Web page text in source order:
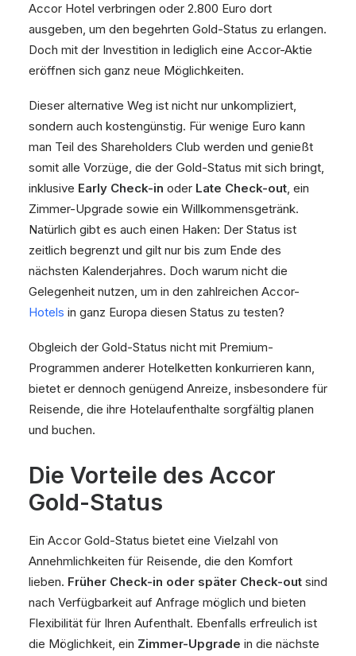
Accor Hotel verbringen oder 2.800 Euro dort
ausgeben, um den begehrten Gold-Status zu erlangen.
Doch mit der Investition in lediglich eine Accor-Aktie
eröffnen sich ganz neue Möglichkeiten.
Dieser alternative Weg ist nicht nur unkompliziert,
sondern auch kostengünstig. Für wenige Euro kann
man Teil des Shareholders Club werden und genießt
somit alle Vorzüge, die der Gold-Status mit sich bringt,
inklusive Early Check-in oder Late Check-out, ein
Zimmer-Upgrade sowie ein Willkommensgetränk.
Natürlich gibt es auch einen Haken: Der Status ist
zeitlich begrenzt und gilt nur bis zum Ende des
nächsten Kalenderjahres. Doch warum nicht die
Gelegenheit nutzen, um in den zahlreichen Accor-
Hotels in ganz Europa diesen Status zu testen?
Obgleich der Gold-Status nicht mit Premium-
Programmen anderer Hotelketten konkurrieren kann,
bietet er dennoch genügend Anreize, insbesondere für
Reisende, die ihre Hotelaufenthalte sorgfältig planen
und buchen.
Die Vorteile des Accor
Gold-Status
Ein Accor Gold-Status bietet eine Vielzahl von
Annehmlichkeiten für Reisende, die den Komfort
lieben. Früher Check-in oder später Check-out sind
nach Verfügbarkeit auf Anfrage möglich und bieten
Flexibilität für Ihren Aufenthalt. Ebenfalls erfreulich ist
die Möglichkeit, ein Zimmer-Upgrade in die nächste